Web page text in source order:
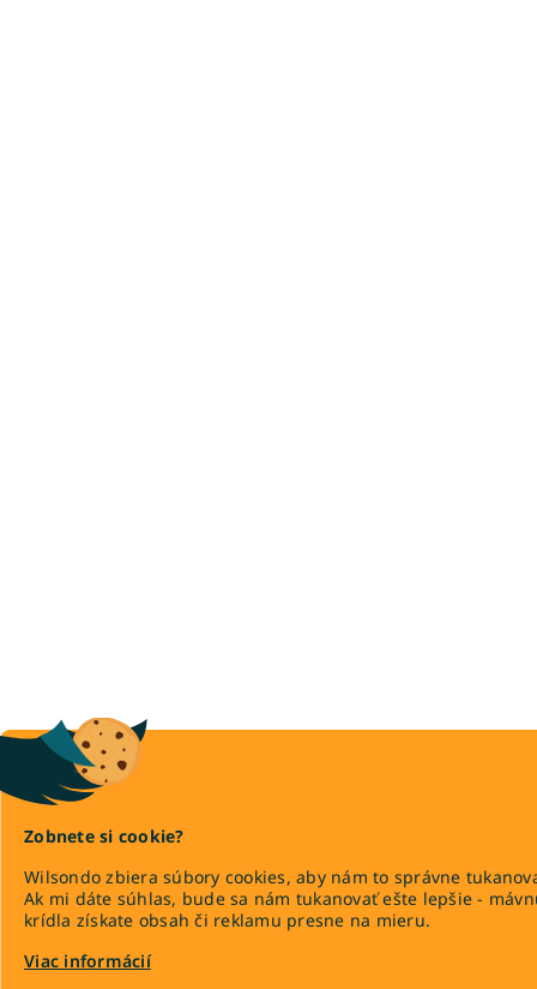
Zobnete si cookie?
Wilsondo zbiera súbory cookies, aby nám to správne
Ak mi dáte súhlas, bude sa nám tukanovať ešte lepšie -
krídla získate obsah či reklamu presne na mieru.
Viac informácií